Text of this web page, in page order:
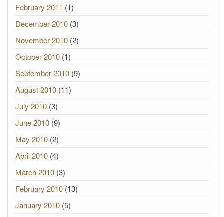
February 2011 (1)
December 2010 (3)
November 2010 (2)
October 2010 (1)
September 2010 (9)
August 2010 (11)
July 2010 (3)
June 2010 (9)
May 2010 (2)
April 2010 (4)
March 2010 (3)
February 2010 (13)
January 2010 (5)